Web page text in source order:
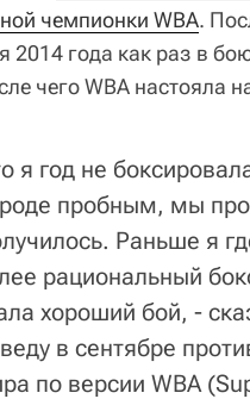
чемпионки WBA.
2014 года как раз в
чего WBA настояла
я год не
пробным, мы
Раньше я
рациональный
хороший бой, -
в сентябре
по версии WBA